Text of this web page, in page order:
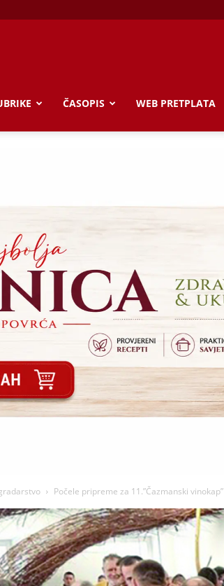
ČASOPIS WEB PRETPLATA
Počele pripreme za 11.”Čazmanski vinokap”